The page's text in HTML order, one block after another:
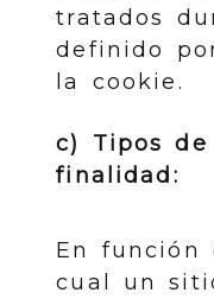
tratados
definido
la cookie.
c) Tipos de
finalidad:
En función
cual un